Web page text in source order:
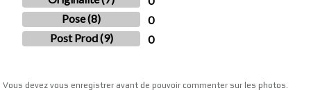
Pose (8)
0
Post Prod (9)
0
Vous devez vous enregistrer avant de pouvoir commenter sur les photos.